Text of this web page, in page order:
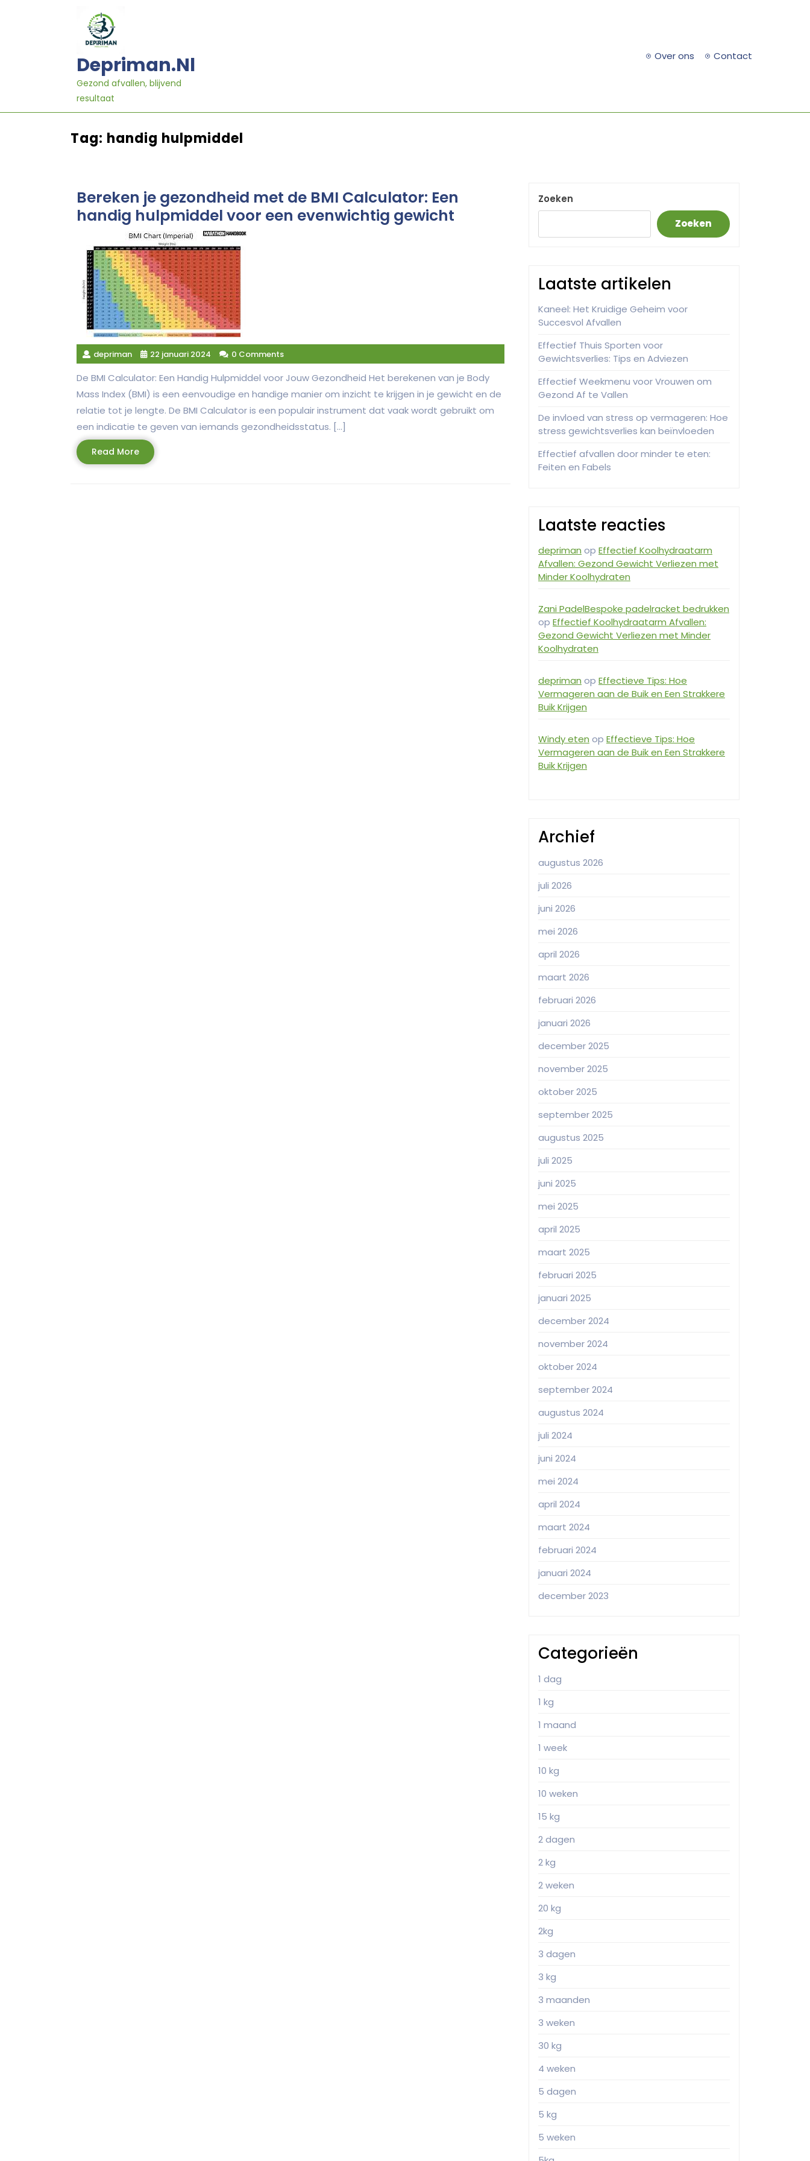
Depriman.nl
Gezond afvallen, blijvend
resultaat
Over ons Contact
Tag: handig hulpmiddel
Bereken je gezondheid met de BMI Calculator: Een
handig hulpmiddel voor een evenwichtig gewicht
depriman 22 januari 2024 0 Comments
De BMI Calculator: Een Handig Hulpmiddel voor Jouw Gezondheid Het berekenen van je Body
Mass Index (BMI) is een eenvoudige en handige manier om inzicht te krijgen in je gewicht en de
relatie tot je lengte. De BMI Calculator is een populair instrument dat vaak wordt gebruikt om
een indicatie te geven van iemands gezondheidsstatus. […]
Read MoreRead
More
Zoeken
Zoeken
Laatste artikelen
Kaneel: Het Kruidige Geheim voor
Succesvol Afvallen
Effectief Thuis Sporten voor
Gewichtsverlies: Tips en Adviezen
Effectief Weekmenu voor Vrouwen om
Gezond Af te Vallen
De invloed van stress op vermageren: Hoe
stress gewichtsverlies kan beïnvloeden
Effectief afvallen door minder te eten:
Feiten en Fabels
Laatste reacties
depriman op Effectief Koolhydraatarm
Afvallen: Gezond Gewicht Verliezen met
Minder Koolhydraten
Zani PadelBespoke padelracket bedrukken
op Effectief Koolhydraatarm Afvallen:
Gezond Gewicht Verliezen met Minder
Koolhydraten
depriman op Effectieve Tips: Hoe
Vermageren aan de Buik en Een Strakkere
Buik Krijgen
Windy eten op Effectieve Tips: Hoe
Vermageren aan de Buik en Een Strakkere
Buik Krijgen
Archief
augustus 2026
juli 2026
juni 2026
mei 2026
april 2026
maart 2026
februari 2026
januari 2026
december 2025
november 2025
oktober 2025
september 2025
augustus 2025
juli 2025
juni 2025
mei 2025
april 2025
maart 2025
februari 2025
januari 2025
december 2024
november 2024
oktober 2024
september 2024
augustus 2024
juli 2024
juni 2024
mei 2024
april 2024
maart 2024
februari 2024
januari 2024
december 2023
Categorieën
1 dag
1 kg
1 maand
1 week
10 kg
10 weken
15 kg
2 dagen
2 kg
2 weken
20 kg
2kg
3 dagen
3 kg
3 maanden
3 weken
30 kg
4 weken
5 dagen
5 kg
5 weken